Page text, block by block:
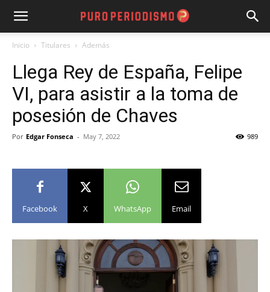
Inicio Titulares Además
Llega Rey de España, Felipe
VI, para asistir a la toma de
posesión de Chaves
Por Edgar Fonseca - May 7, 2022 989
Facebook X WhatsApp Email